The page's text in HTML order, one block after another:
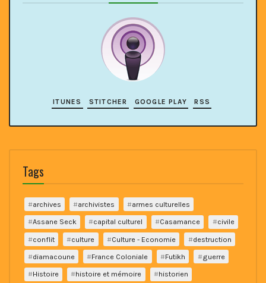
ITUNES STITCHER GOOGLE PLAY RSS
Tags
archives archivistes
armes culturelles
Assane Seck
capital culturel Casamance
civile
conflit
culture Culture - Economie
destruction
diamacoune
France Coloniale Futikh
guerre
Histoire
histoire et mémoire
historien